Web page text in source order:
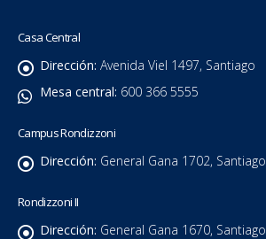
Casa Central
Dirección: Avenida Viel 1497, Santiago
Mesa central: 600 366 5555
Campus Rondizzoni
Dirección: General Gana 1702, Santiago
Rondizzoni II
Dirección: General Gana 1670, Santiago